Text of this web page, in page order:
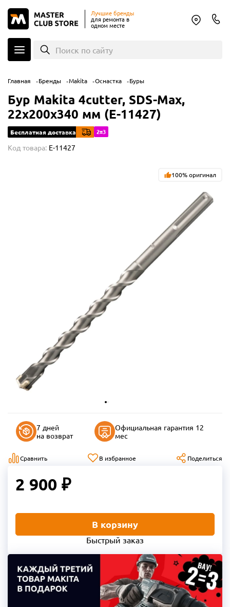
Лучшие бренды
для ремонта в
одном месте
Поиск по сайту
Главная Бренды Makita Оснастка Буры
Бур Makita 4cutter, SDS-Max,
22х200х340 мм (E-11427)
Бесплатная доставка 2=3
Код товара: E-11427
100% оригинал
7 дней
на возврат
Официальная гарантия 12
мес
Сравнить В избранное Поделиться
2 900 ₽
В корзину
Быстрый заказ